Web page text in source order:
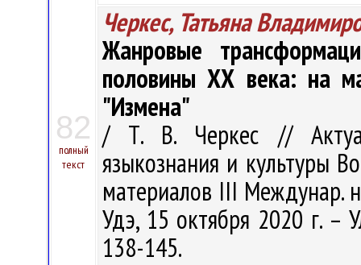
82
полный
текст
Черкес, Татьяна
Жанровые
половины ХХ века: на
"Измена"
/ Т. В. Черкес //
языкознания и культуры
материалов III Междунар.
Удэ, 15 октября 2020 г.
138-145.